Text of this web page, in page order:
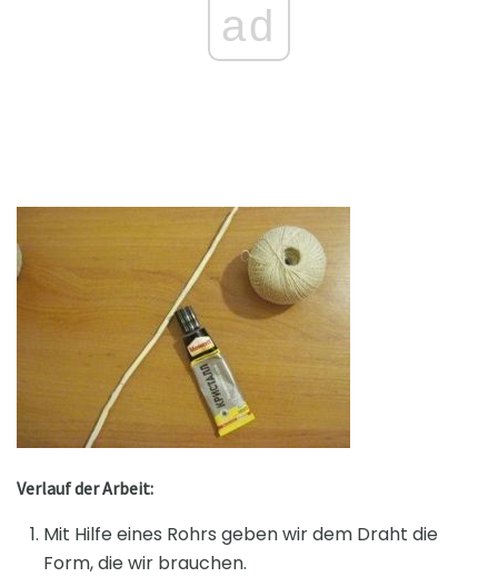
ad
Verlauf der Arbeit:
Mit Hilfe eines Rohrs geben wir dem Draht die
Form, die wir brauchen.